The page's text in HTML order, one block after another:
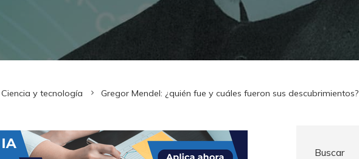
Ciencia y tecnología Gregor Mendel: ¿quién fue y cuáles fueron sus descubrimientos?
Buscar